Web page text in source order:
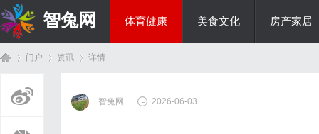
智兔网 体育健康 美食文化 房产家居
门户 资讯
›
详情
智兔网 2026-06-03